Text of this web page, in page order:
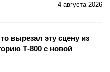
4 августа 2026
вырезал эту сцену из
Т-800 с новой